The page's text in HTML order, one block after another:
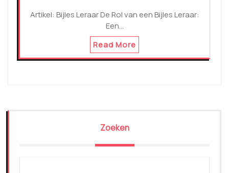
Artikel: Bijles Leraar De Rol van een Bijles Leraar:
Een…
Read More
Zoeken